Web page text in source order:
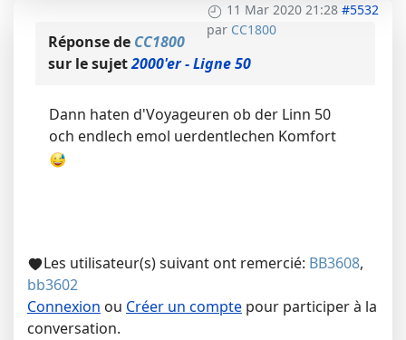
11 Mar 2020 21:28 #5532
par CC1800
Réponse de CC1800
sur le sujet2000'er - Ligne 50
Dann haten d'Voyageuren ob der Linn 50
och endlech emol uerdentlechen Komfort
Les utilisateur(s) suivant ont remercié: BB3608,
bb3602
Connexion ou Créer un compte pour participer à la
conversation.